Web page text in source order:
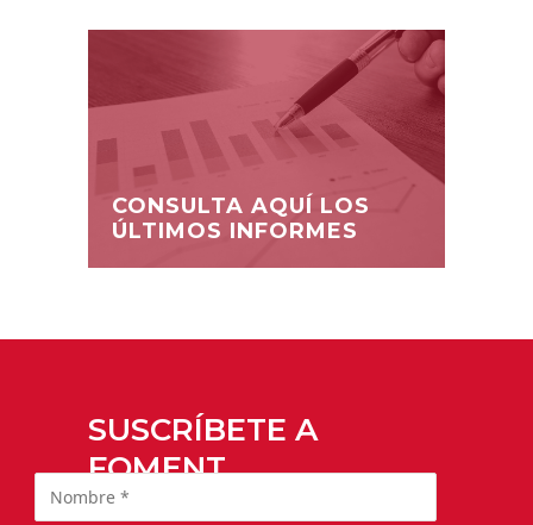
CONSULTA AQUÍ LOS
ÚLTIMOS INFORMES
SUSCRÍBETE A
FOMENT